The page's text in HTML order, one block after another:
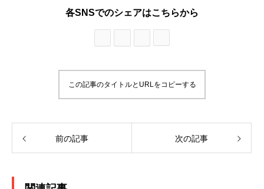
各SNSでのシェアはこちらから
この記事のタイトルとURLをコピーする
前の記事 次の記事